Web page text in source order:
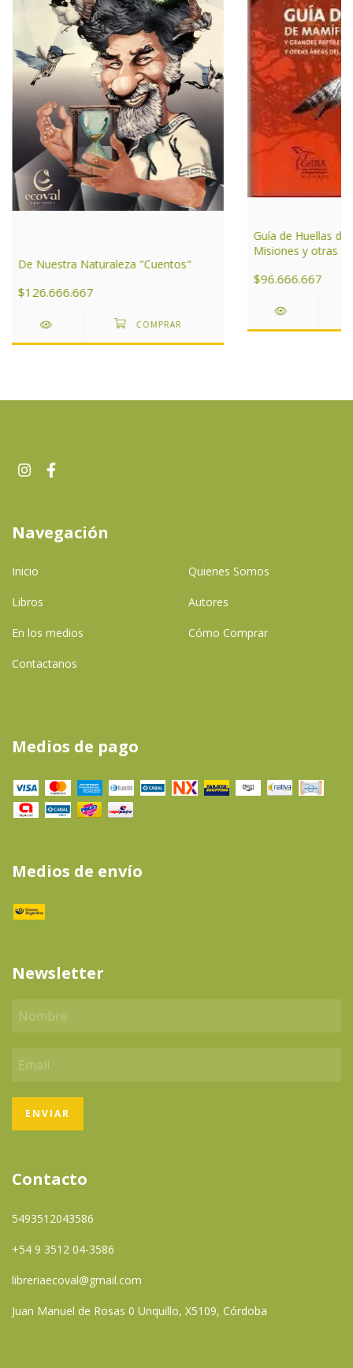
De Nuestra Naturaleza "Cuentos"
$126.666.667
Guía de Huellas
Misiones y otras
$96.666.667
Navegación
Inicio Quienes Somos
Libros Autores
En los medios Cómo Comprar
Contactanos
Medios de pago
Medios de envío
Newsletter
Contacto
5493512043586
+54 9 3512 04-3586
libreriaecoval@gmail.com
Juan Manuel de Rosas 0 Unquillo, X5109, Córdoba